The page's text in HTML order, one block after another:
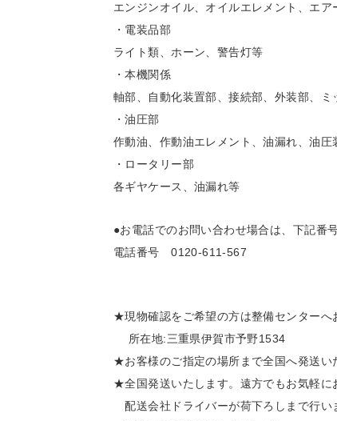
エンジンオイル、オイルエレメント、エ
・電装品部
ライト類、ホーン、警告灯等
・本機関係
軸部、自動化装置部、接続部、外装部、
・油圧部
作動油、作動油エレメント、油漏れ、油圧
・ロータリー部
各ギヤケース、油漏れ等
●お電話でのお問い合わせ場合は、下記番
電話番号 0120-611-567
★現物確認をご希望の方は整備センターへ
所在地:三重県伊賀市予野1534
★お客様のご指定の場所まで全国へ発送い
★全国発送いたします。遠方でもお気軽に
配送会社ドライバーが荷下ろしまで行い